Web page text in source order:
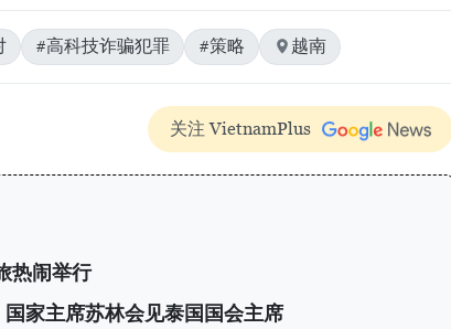
#高科技诈骗犯罪 #策略 越南
关注 VietnamPlus
热闹举行
家主席苏林会见泰国国会主席